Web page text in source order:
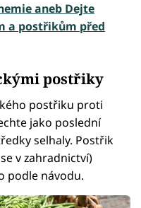
aneb Dejte
a postřikům před
postřiky
postřiku proti
jako poslední
selhaly. Postřik
v zahradnictví)
podle návodu.